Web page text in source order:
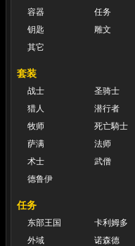
容器
任务
钥匙
雕文
其它
套装
战士
圣骑士
猎人
潜行者
牧师
死亡騎士
萨满
法师
术士
武僧
德鲁伊
任务
东部王国
卡利姆多
外域
诺森德